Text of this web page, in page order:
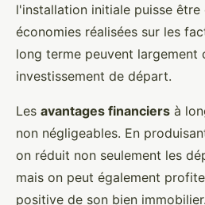
l'installation initiale puisse être
économies réalisées sur les
long terme peuvent largement
investissement de départ.
Les avantages financiers à
non négligeables. En
on réduit non seulement les
mais on peut également
positive de son bien